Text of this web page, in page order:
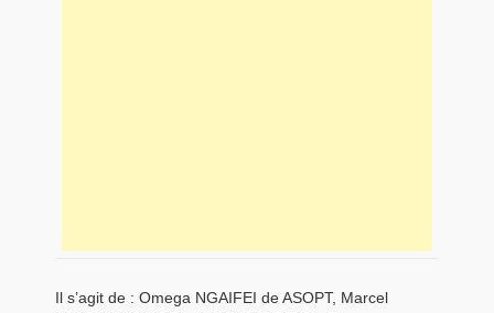
Il s’agit de : Omega NGAIFEI de ASOPT, Marcel